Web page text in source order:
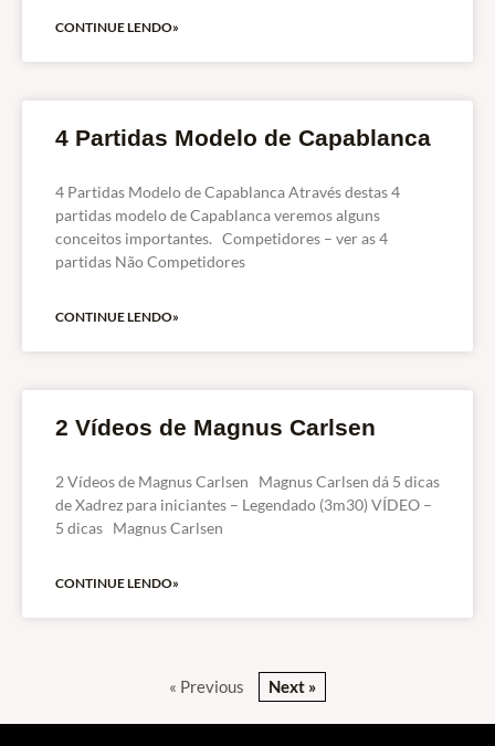
CONTINUE LENDO»
4 Partidas Modelo de Capablanca
4 Partidas Modelo de Capablanca Através destas 4
partidas modelo de Capablanca veremos alguns
conceitos importantes. Competidores – ver as 4
partidas Não Competidores
CONTINUE LENDO»
2 Vídeos de Magnus Carlsen
2 Vídeos de Magnus Carlsen Magnus Carlsen dá 5 dicas
de Xadrez para iniciantes – Legendado (3m30) VÍDEO –
5 dicas Magnus Carlsen
CONTINUE LENDO»
« Previous Next »